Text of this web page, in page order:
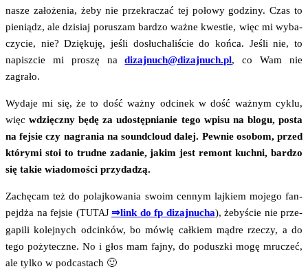
nasze zało­że­nia, żeby nie prze­kra­czać tej poło­wy godzi­ny. Czas to
pie­niądz, ale dzi­siaj poru­szam bar­dzo waż­ne kwe­stie, więc mi wyba­
czy­cie, nie? Dzię­ku­ję, jeśli dosłu­cha­li­ście do koń­ca. Jeśli nie, to
napisz­cie mi pro­szę nadizajnuch@dizajnuch.pl, co Wam nie
zagrało.
Wyda­je mi się, że to dość waż­ny odci­nek w dość waż­nym cyklu,
więcwdzięcz­ny będę za udo­stęp­nia­nie tego wpi­su na blo­gu, posta
na fej­sie czy nagra­nia na soundc­lo­ud dalej. Pew­nie oso­bom, przed
któ­ry­mi stoi to trud­ne zada­nie, jakim jest remont kuch­ni, bar­dzo
się takie wia­do­mo­ści przydadzą.
Zachę­cam też do polaj­ko­wa­nia swo­im cen­nym laj­kiem moje­go fan­
pejdża na fej­sie (TUTAJ ⇒link do fp dizaj­nu­cha), żeby­ście nie prze­
ga­pi­li kolej­nych odcin­ków, bo mówię cał­kiem mądre rze­czy, a do
tego poży­tecz­ne. No i głos mam faj­ny, do podusz­ki mogę mru­czeć,
ale tyl­ko w podcastach 🙂